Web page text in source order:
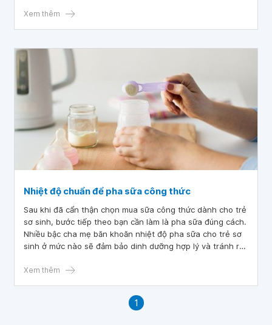
nhiều bà mẹ quan tâm.
Xem thêm
Nhiệt độ chuẩn để pha sữa công thức
Sau khi đã cẩn thận chọn mua sữa công thức dành cho trẻ
sơ sinh, bước tiếp theo bạn cần làm là pha sữa đúng cách.
Nhiều bậc cha mẹ băn khoăn nhiệt độ pha sữa cho trẻ sơ
sinh ở mức nào sẽ đảm bảo dinh dưỡng hợp lý và tránh rủi
Xem thêm
1